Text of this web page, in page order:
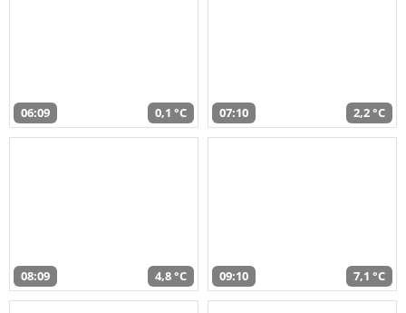
06:09 0,1 °C 07:10 2,2 °C
08:09 4,8 °C 09:10 7,1 °C